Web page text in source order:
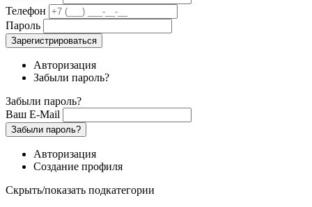
Телефон
Пароль
Зарегистрироваться
Авторизация
Забыли пароль?
Забыли пароль?
Ваш E-Mail
Забыли пароль?
Авторизация
Создание профиля
Скрыть/показать подкатегории